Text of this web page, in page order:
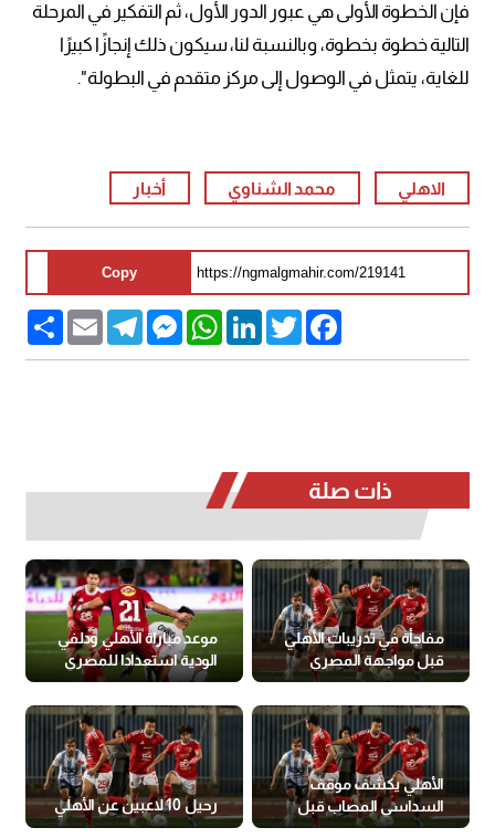
فإن الخطوة الأولى هي عبور الدور الأول، ثم التفكير في المرحلة
التالية خطوة بخطوة، وبالنسبة لنا، سيكون ذلك إنجازًا كبيرًا
للغاية، يتمثل في الوصول إلى مركز متقدم في البطولة".
الاهلي محمد الشناوي أخبار
Copy
Share Email
TelegramMessengerWhatsAppLinkedInTwitter
Facebook
ذات صلة
مفاجأة في تدريبات الأهلي
قبل مواجهة المصري
موعد مباراة الأهلي ودلفي
الودية استعدادا للمصري
الأهلي يكشف موقف
السداسي المصاب قبل
مباراة المصري
رحيل 10 لاعبين عن الأهلي